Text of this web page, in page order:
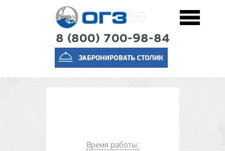
8 (800) 700-98-84
Время работы: